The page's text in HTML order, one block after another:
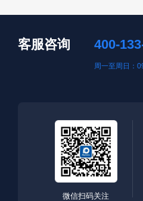
客服咨询 400-
周一至周日：
微信扫码关注